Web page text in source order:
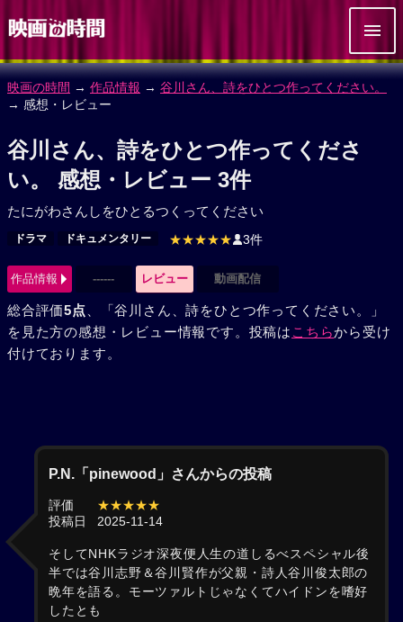
映画の時間 → 作品情報 → 谷川さん、詩をひとつ作ってください。
→ 感想・レビュー
谷川さん、詩をひとつ作ってくださ
い。 感想・レビュー 3件
たにがわさんしをひとるつくってください
ドラマ ドキュメンタリー ★★★★★ 3件
作品情報 ------ レビュー 動画配信
総合評価5点 、「谷川さん、詩をひとつ作ってください。」
を見た方の感想・レビュー情報です。投稿は こちらから受け
付けております。
P.N.「pinewood」さんからの投稿
評価
★★★★★
投稿日
2025-11-14
そしてNHKラジオ深夜便人生の道しるべスペシャル後
半では谷川志野＆谷川賢作が父親・詩人谷川俊太郎の
晩年を語る。モーツァルトじゃなくてハイドンを嗜好
したとも